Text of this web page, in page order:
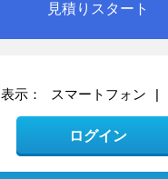
見積りスタート
表示： スマートフォン |
ログイン